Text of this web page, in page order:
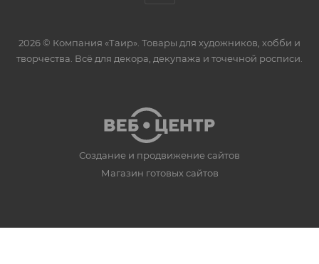
2026 © Компания «Таир». Товары для художников, хобби и
творчества. Всё для декора, декупажа и точечной росписи.
Создание и продвижение сайтов
Магазин готовых сайтов